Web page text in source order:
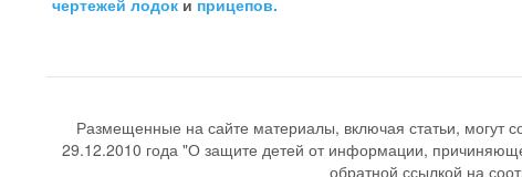
хотите
чертежей лодок и прицепов.
Размещенные на сайте материалы, включая статьи, могут
29.12.2010 года "О защите детей от информации,
обратной ссылкой на